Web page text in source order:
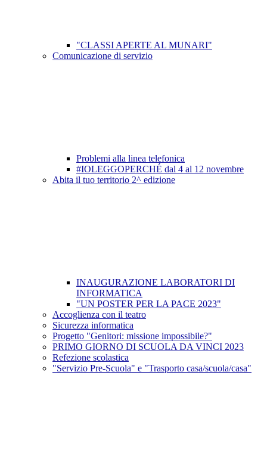
"CLASSI APERTE AL MUNARI"
Comunicazione di servizio
Problemi alla linea telefonica
#IOLEGGOPERCHÉ dal 4 al 12 novembre
Abita il tuo territorio 2^ edizione
INAUGURAZIONE LABORATORI DI
INFORMATICA
"UN POSTER PER LA PACE 2023"
Accoglienza con il teatro
Sicurezza informatica
Progetto "Genitori: missione impossibile?"
PRIMO GIORNO DI SCUOLA DA VINCI 2023
Refezione scolastica
"Servizio Pre-Scuola" e "Trasporto casa/scuola/casa"